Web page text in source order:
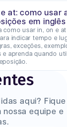
e at: como usar
em inglês
como usar in, on e
indicar tempo e
exceções,
e aprenda quando
aqui? Fique
equipe e